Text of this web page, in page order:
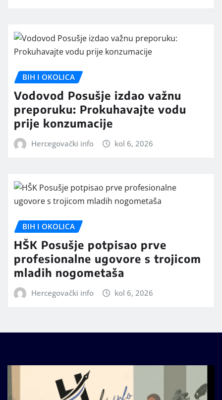
BIH I OKOLICA
Vodovod Posušje izdao važnu
preporuku: Prokuhavajte vodu
prije konzumacije
Hercegovački info kol 6, 2026
BIH I OKOLICA
HŠK Posušje potpisao prve
profesionalne ugovore s trojicom
mladih nogometaša
Hercegovački info kol 6, 2026